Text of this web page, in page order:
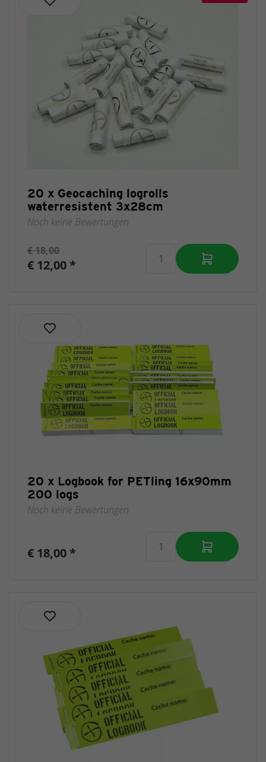
20 x Geocaching logrolls
waterresistent 3x28cm
Noch keine Bewertungen
€ 18,00
€ 12,00 *
20 x Logbook for PETling 16x90mm
200 logs
Noch keine Bewertungen
€ 18,00 *